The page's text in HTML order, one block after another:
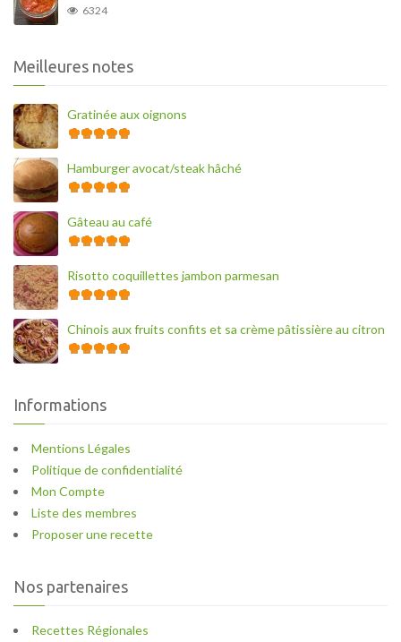
6324
Meilleures notes
Gratinée aux oignons
Hamburger avocat/steak hâché
Gâteau au café
Risotto coquillettes jambon parmesan
Chinois aux fruits confits et sa crème pâtissière au citron
Informations
Mentions Légales
Politique de confidentialité
Mon Compte
Liste des membres
Proposer une recette
Nos partenaires
Recettes Régionales